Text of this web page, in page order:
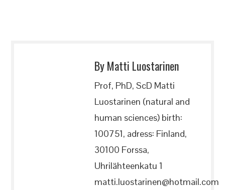
By Matti Luostarinen
Prof, PhD, ScD Matti
Luostarinen (natural and
human sciences) birth:
100751, adress: Finland,
30100 Forssa,
Uhrilähteenkatu 1
matti.luostarinen@hotmail.com